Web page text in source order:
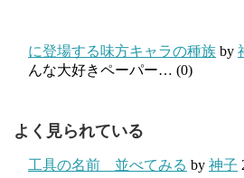
に登場する味方キャラの種族 by
んな大好きペーパー… (0)
よく見られている
工具の名前 並べてみる by 神子